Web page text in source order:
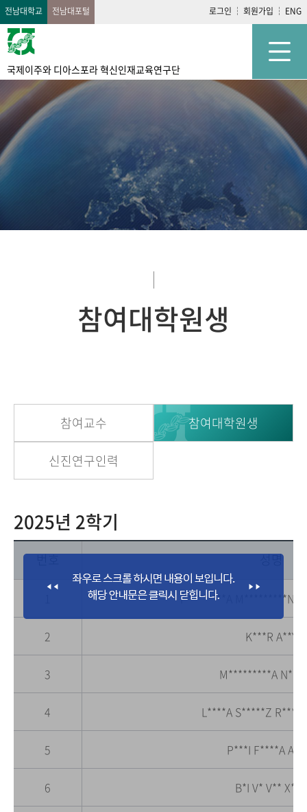
전남대학교 전남대포털 로그인 회원가입 ENG
국제이주와 디아스포라 혁신인재교육연구단
참여대학원생
참여교수 참여대학원생
신진연구인력
2025년 2학기
번호 성명
I*********A M*********N
2 K***R A**Y
3 M*********A
4 L****A S*****Z R***E
5 P***I F****A
6 B*I V* V** X**N